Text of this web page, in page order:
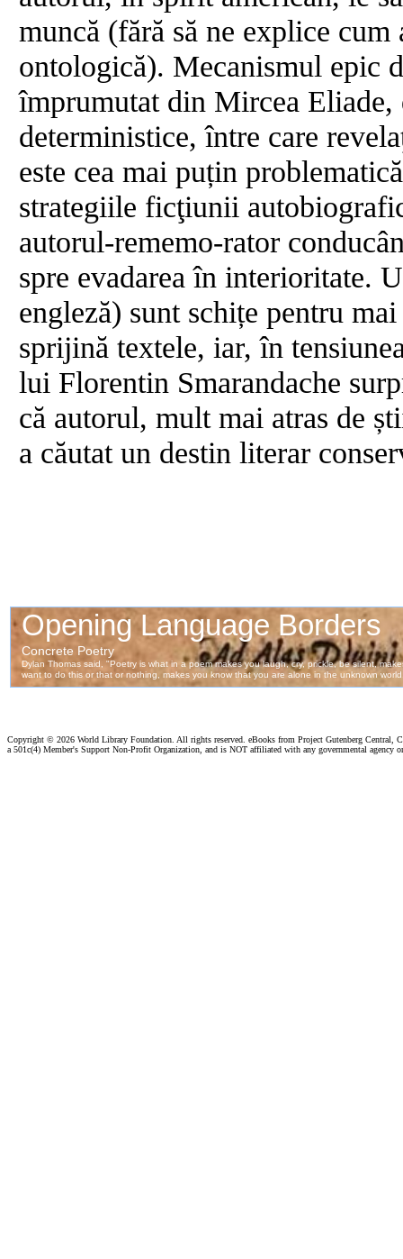
muncă (fără să ne explice
ontologică). Mecanismul epic
împrumutat din Mircea
deterministice, între care
este cea mai puțin
strategiile ficţiunii
autorul-rememo-rator
spre evadarea în interioritate.
engleză) sunt schițe pentru
sprijină textele, iar, în
lui Florentin Smarandache
că autorul, mult mai atras de
a căutat un destin literar
Copyright © 2026 World Library Foundation. All rights reserved. eBooks from Project Gutenberg Central,
a 501c(4) Member's Support Non-Profit Organization, and is NOT affiliated with any governmental agency